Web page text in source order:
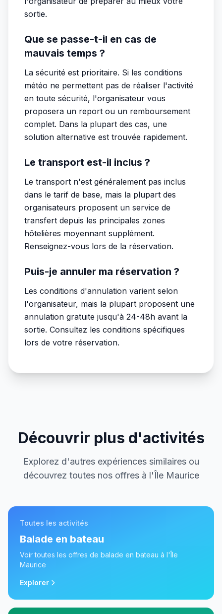
sortie.
Que se passe-t-il en cas de
mauvais temps ?
La sécurité est prioritaire. Si les conditions
météo ne permettent pas de réaliser l'activité
en toute sécurité, l'organisateur vous
proposera un report ou un remboursement
complet. Dans la plupart des cas, une
solution alternative est trouvée rapidement.
Le transport est-il inclus ?
Le transport n'est généralement pas inclus
dans le tarif de base, mais la plupart des
organisateurs proposent un service de
transfert depuis les principales zones
hôtelières moyennant supplément.
Renseignez-vous lors de la réservation.
Puis-je annuler ma réservation ?
Les conditions d'annulation varient selon
l'organisateur, mais la plupart proposent une
annulation gratuite jusqu'à 24-48h avant la
sortie. Consultez les conditions spécifiques
lors de votre réservation.
Découvrir plus d'activités
Explorez d'autres expériences similaires ou
découvrez toutes nos offres à l'Île Maurice
Toutes les activités
Balade en bateau
Voir toutes les offres de balade en bateau à l'Île
Maurice
Explorer